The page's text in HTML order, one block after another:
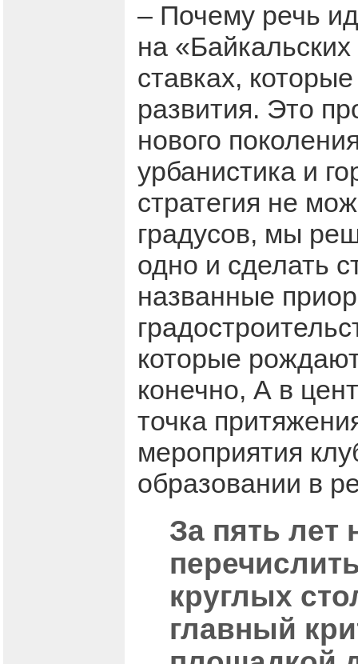
– Почему речь
на
ставках,
развития. Это
нового
урбанистика и
стратегия не
градусов, мы
одно и сделать
названные
которые
конечно, А в
точка
мероприятия
образовании в
За пять лет
круглых
главный